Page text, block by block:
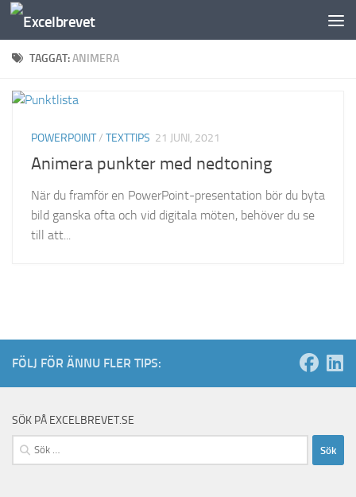
Under innehåll
TAGGAT:ANIMERA
POWERPOINT/ TEXTTIPS 21 JUNI, 2021
Animera punkter med nedtoning
När du framför en PowerPoint-presentation bör du byta
bild ganska ofta och vid digitala möten, behöver du se
till att...
FÖLJ FÖR ÄNNU FLER TIPS:
SÖK PÅ EXCELBREVET.SE
Sök
efter: